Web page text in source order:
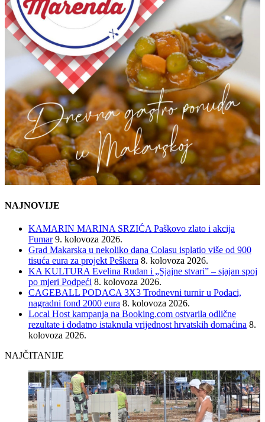
NAJNOVIJE
KAMARIN MARINA SRZIĆA Paškovo zlato i akcija
Fumar 9. kolovoza 2026.
Grad Makarska u nekoliko dana Colasu isplatio više od 900
tisuća eura za projekt Peškera 8. kolovoza 2026.
KA KULTURA Evelina Rudan i „Sjajne stvari” – sjajan spoj
po mjeri Podpeći 8. kolovoza 2026.
CAGEBALL PODACA 3X3 Trodnevni turnir u Podaci,
nagradni fond 2000 eura 8. kolovoza 2026.
Local Host kampanja na Booking.com ostvarila odlične
rezultate i dodatno istaknula vrijednost hrvatskih domaćina 8.
kolovoza 2026.
NAJČITANIJE